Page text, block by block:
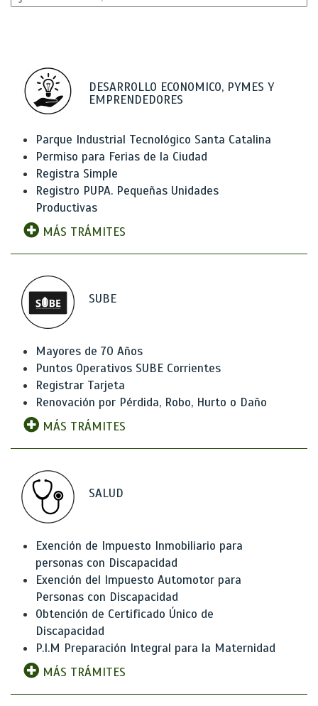
DESARROLLO ECONOMICO, PYMES Y
EMPRENDEDORES
Parque Industrial Tecnológico Santa Catalina
Permiso para Ferias de la Ciudad
Registra Simple
Registro PUPA. Pequeñas Unidades
Productivas
MÁS TRÁMITES
SUBE
Mayores de 70 Años
Puntos Operativos SUBE Corrientes
Registrar Tarjeta
Renovación por Pérdida, Robo, Hurto o Daño
MÁS TRÁMITES
SALUD
Exención de Impuesto Inmobiliario para
personas con Discapacidad
Exención del Impuesto Automotor para
Personas con Discapacidad
Obtención de Certificado Único de
Discapacidad
P.I.M Preparación Integral para la Maternidad
MÁS TRÁMITES